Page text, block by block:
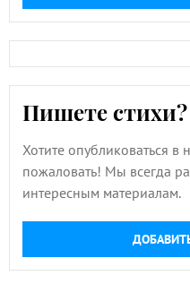
Пишете стихи?
Хотите опубликоваться
пожаловать! Мы всегда
интересным материалам.